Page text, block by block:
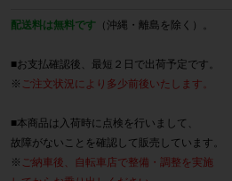
配送料は無料です （沖縄・離島を除く）。
■お支払確認後、最短２日で出荷予定です。
※ ご注文状況により多少前後いたします。
■本商品は入荷時に点検を行いまして、
故障がないことを確認して販売しています。
※ ご納車後、自転車店で整備・調整を実施